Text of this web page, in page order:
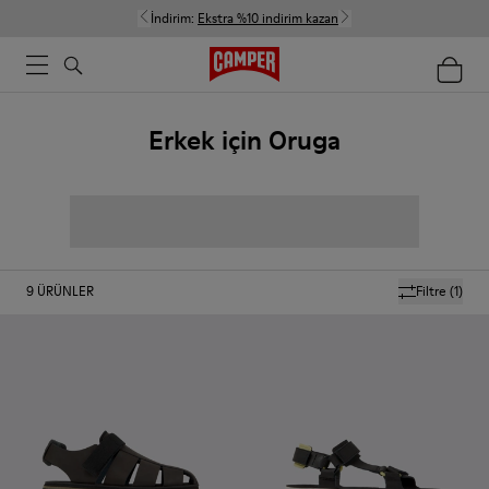
İndirim: Ekstra %10 indirim kazan
Erkek için Oruga
Filtre (1)
9 ÜRÜNLER